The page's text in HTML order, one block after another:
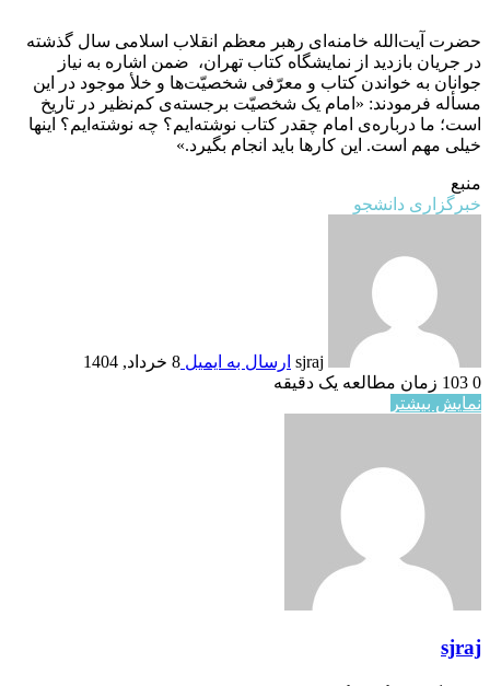
حضرت آیت‌الله خامنه‌ای رهبر معظم انقلاب اسلامی سال گذشته
در جریان بازدید از نمایشگاه کتاب تهران، ‌ ضمن اشاره به نیاز
جوانان به خواندن کتاب و معرّفی شخصیّت‌ها و خلأ موجود در این
مسأله فرمودند: «امام یک شخصیّت برجسته‌ی کم‌نظیر در تاریخ
است؛ ما درباره‌ی امام چقدر کتاب نوشته‌ایم؟ چه نوشته‌ایم؟ اینها
خیلی مهم است. این کارها باید انجام بگیرد.»
منبع
خبرگزاری دانشجو
sjraj ارسال به ایمیل 8 خرداد, 1404
0
زمان مطالعه یک دقیقه
نمایش بیشتر
sjraj